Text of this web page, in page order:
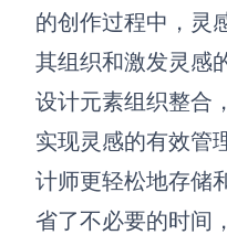
数
情
的创作过程中，灵
其组织和激发灵感
设计元素组织整合
实现灵感的有效管
计师更轻松地存储
省了不必要的时间